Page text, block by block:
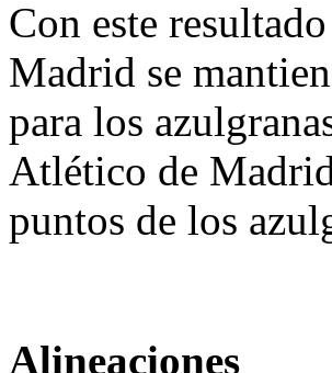
Con este
Madrid se
para los
Atlético de
puntos de los
Alineaciones